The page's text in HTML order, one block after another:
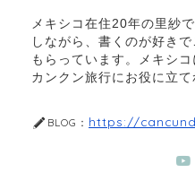
メキシコ在住20年の里紗
しながら、書くのが好き
もらっています。メキシ
カンクン旅行にお役に立
BLOG： https://